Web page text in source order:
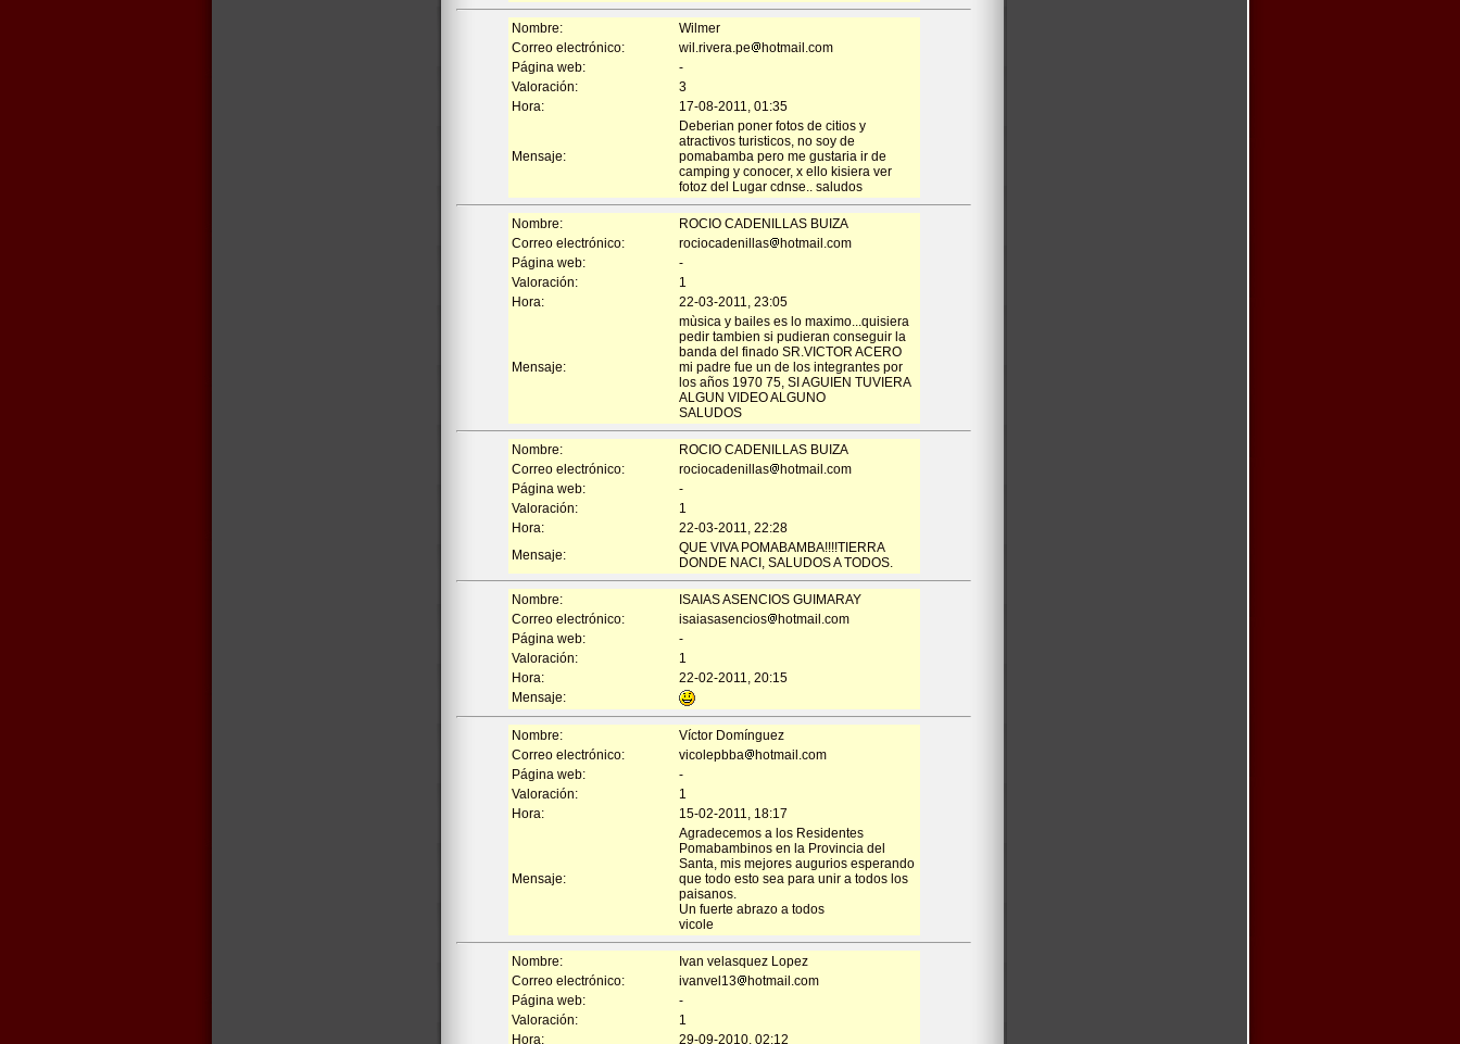
Nombre:
Wilmer
Correo electrónico:
wil.rivera.pe
hotmail.com
Página web:
-
Valoración:
3
Hora:
17-08-2011, 01:35
Mensaje:
Deberian poner fotos de citios y
atractivos turisticos, no soy de
pomabamba pero me gustaria ir de
camping y conocer, x ello kisiera ver
fotoz del Lugar cdnse.. saludos
Nombre:
ROCIO CADENILLAS BUIZA
Correo electrónico:
rociocadenillas
hotmail.com
Página web:
-
Valoración:
1
Hora:
22-03-2011, 23:05
Mensaje:
mùsica y bailes es lo maximo...quisiera
pedir tambien si pudieran conseguir la
banda del finado SR.VICTOR ACERO
mi padre fue un de los integrantes por
los años 1970 75, SI AGUIEN TUVIERA
ALGUN VIDEO ALGUNO
SALUDOS
Nombre:
ROCIO CADENILLAS BUIZA
Correo electrónico:
rociocadenillas
hotmail.com
Página web:
-
Valoración:
1
Hora:
22-03-2011, 22:28
Mensaje:
QUE VIVA POMABAMBA!!!!TIERRA
DONDE NACI, SALUDOS A TODOS.
Nombre:
ISAIAS ASENCIOS GUIMARAY
Correo electrónico:
isaiasasencios
hotmail.com
Página web:
-
Valoración:
1
Hora:
22-02-2011, 20:15
Mensaje:
Nombre:
Víctor Domínguez
Correo electrónico:
vicolepbba
hotmail.com
Página web:
-
Valoración:
1
Hora:
15-02-2011, 18:17
Mensaje:
Agradecemos a los Residentes
Pomabambinos en la Provincia del
Santa, mis mejores augurios esperando
que todo esto sea para unir a todos los
paisanos.
Un fuerte abrazo a todos
vicole
Nombre:
Ivan velasquez Lopez
Correo electrónico:
ivanvel13
hotmail.com
Página web:
-
Valoración:
1
Hora:
29-09-2010, 02:12